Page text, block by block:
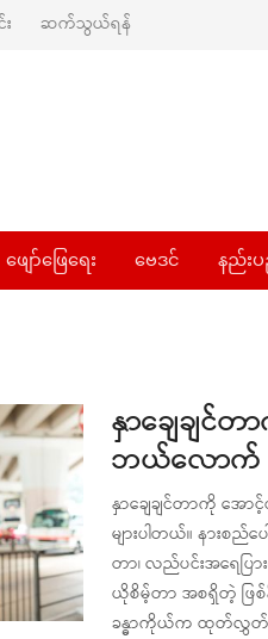
ဆက်သွယ်ရန်
ဖျော်ဖြေရေး ဗေဒင် နည်း
နှာချေချင်
ဘယ်လောက်
နှာချေချင်တာကို အေ
များပါတယ်။ နားစည်
တာ၊ လည်ပင်းအရေပြ
ယိုစိမ့်တာ အစရှိတဲ့ ဖြစ်နို
ခန္ဓာကိုယ်က ထုတ်လွှတ်